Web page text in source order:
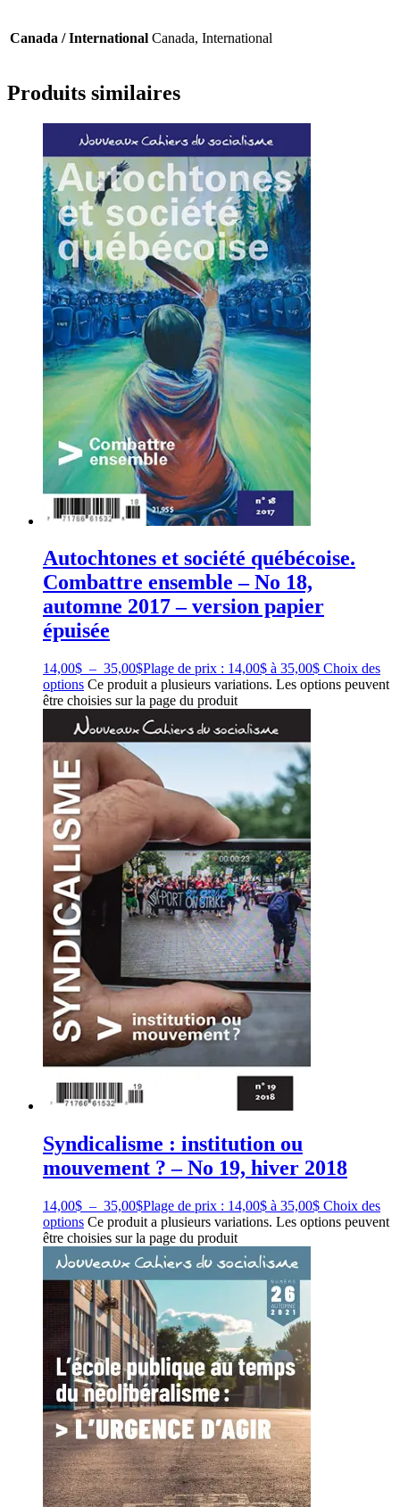
Canada / International Canada, International
Produits similaires
Autochtones et société québécoise.
Combattre ensemble – No 18,
automne 2017 – version papier
épuisée
14,00$ – 35,00$Plage de prix : 14,00$ à 35,00$ Choix des
options Ce produit a plusieurs variations. Les options peuvent
être choisies sur la page du produit
Syndicalisme : institution ou
mouvement ? – No 19, hiver 2018
14,00$ – 35,00$Plage de prix : 14,00$ à 35,00$ Choix des
options Ce produit a plusieurs variations. Les options peuvent
être choisies sur la page du produit